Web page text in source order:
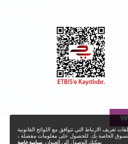
تعريف الارتباط التي تتوافق مع اللوائح القانونية
الخاصة بك. للحصول على معلومات مفصلة ،
يمكنك الوصول إلى العنوان. سياسة خاصة